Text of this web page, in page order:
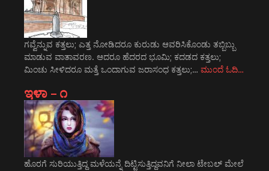
ಗವ್ವೆನ್ನುವ ಕತ್ತಲು; ಎತ್ತ ನೋಡಿದರೂ ಕುರುಡು ಆವರಿಸಿಕೊಂಡು ತಬ್ಬಿಬ್ಬು
ಮಾಡುವ ವಾತಾವರಣ. ಆದರೂ ಹೆದರದ ಭೂಮಿ; ಕದಡದ ಕತ್ತಲು;
ಮಿಂಚು ಸೀಳಿದರೂ ಮತ್ತೆ ಒಂದಾಗುವ ಜರಾಸಂಧ ಕತ್ತಲು;… ಮುಂದೆ ಓದಿ…
ಇಳಾ – ೧
ಹೊರಗೆ ಸುರಿಯುತ್ತಿದ್ದ ಮಳೆಯನ್ನೆ ದಿಟ್ಟಿಸುತ್ತಿದ್ದವನಿಗೆ ನೀಲಾ ಟೇಬಲ್ ಮೇಲೆ